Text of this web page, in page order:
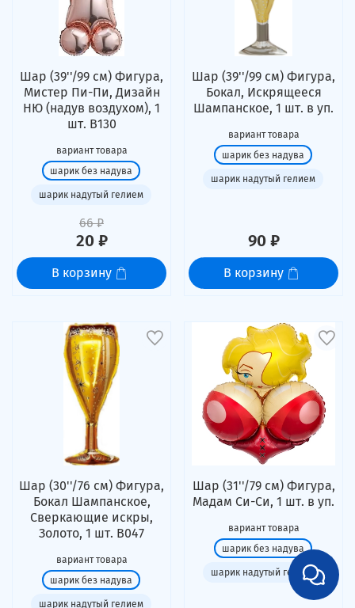
Шар (39''/99 см) Фигура,
Мистер Пи-Пи, Дизайн
НЮ (надув воздухом), 1
шт. В130
вариант товара
шарик без надува
шарик надутый гелием
66 ₽
20 ₽
В корзину
Шар (39''/99 см) Фигура,
Бокал, Искрящееся
Шампанское, 1 шт. в уп.
вариант товара
шарик без надува
шарик надутый гелием
90 ₽
В корзину
Шар (30''/76 см) Фигура,
Бокал Шампанское,
Сверкающие искры,
Золото, 1 шт. В047
вариант товара
шарик без надува
шарик надутый гелием
Шар (31''/79 см) Фигура,
Мадам Си-Си, 1 шт. в уп.
вариант товара
шарик без надува
шарик надутый гелием